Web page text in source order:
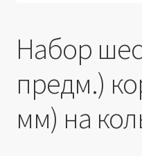
Набор
предм.)
мм) на